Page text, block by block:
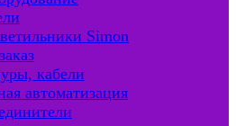
Simon
кабели
автоматизация